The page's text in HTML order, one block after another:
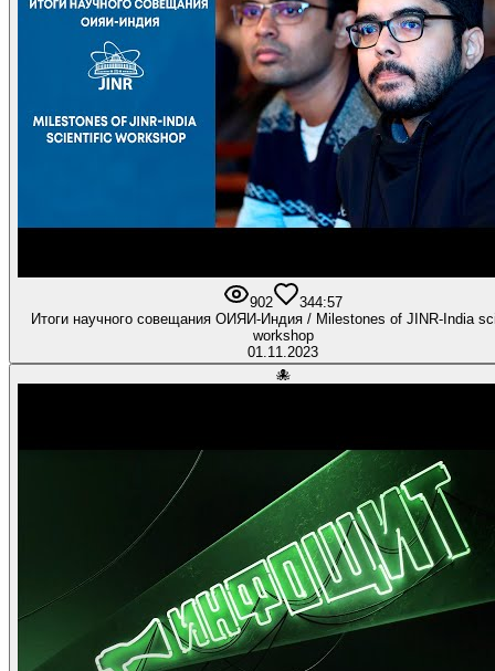
902 344:57
Итоги научного совещания ОИЯИ-Индия / Milestones of JINR-India scientific
workshop
01.11.2023
🐙